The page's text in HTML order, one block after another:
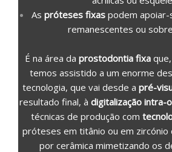
As próteses fixas podem
remanescentes ou
É na área da prostodontia fixa
temos assistido a um enorme
tecnologia, que vai desde a pré-
resultado final, à digitalização intra-
técnicas de produção com
próteses em titânio ou em zircónio
por cerâmica mimetizando os